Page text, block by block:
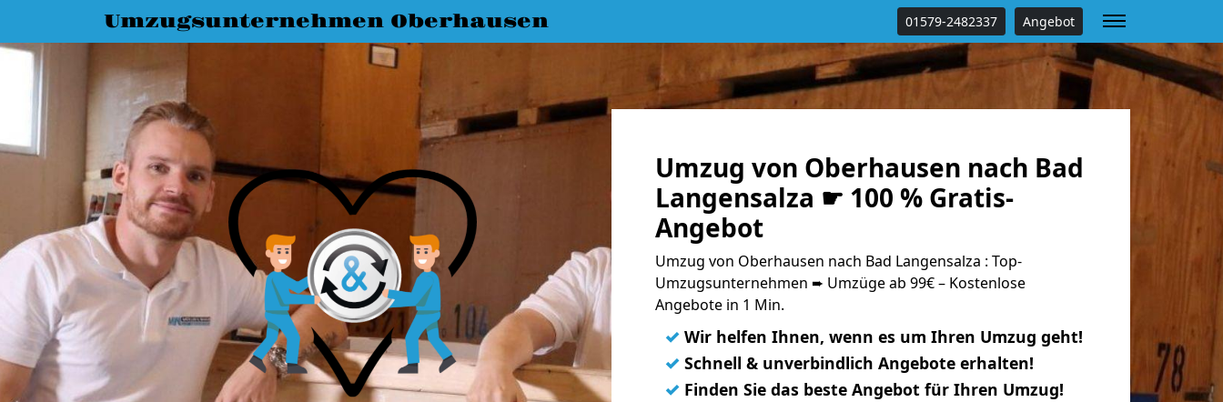
Umzugsunternehmen Oberhausen 01579-2482337 Angebot
Umzug von Oberhausen nach Bad
Langensalza ☛ 100 % Gratis-
Angebot
Umzug von Oberhausen nach Bad Langensalza : Top-
Umzugsunternehmen ➨ Umzüge ab 99€ – Kostenlose
Angebote in 1 Min.
✓ Wir helfen Ihnen, wenn es um Ihren Umzug geht!
✓ Schnell & unverbindlich Angebote erhalten!
✓ Finden Sie das beste Angebot für Ihren Umzug!